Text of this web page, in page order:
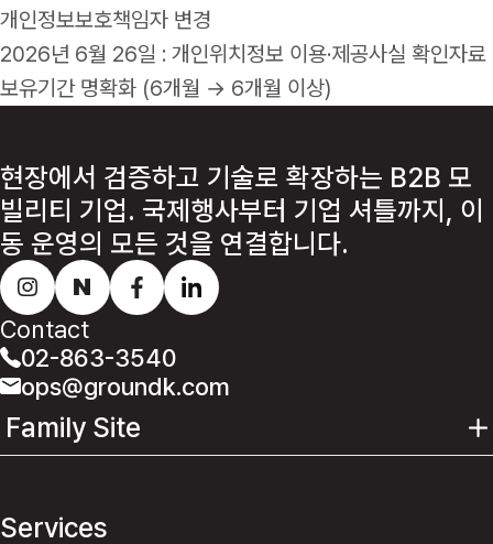
개인정보보호책임자 변경
2026년 6월 26일 : 개인위치정보 이용·제공사실 확인자료
보유기간 명확화 (6개월 → 6개월 이상)
현장에서 검증하고 기술로 확장하는 B2B 모
빌리티 기업. 국제행사부터 기업 셔틀까지, 이
동 운영의 모든 것을 연결합니다.
Contact
02-863-3540
ops@groundk.com
Family Site
Services